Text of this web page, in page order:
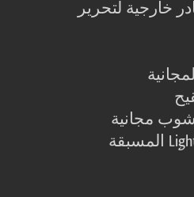
خارجية لتحرير
مجانية
إعدادات Lightroom المسبقة